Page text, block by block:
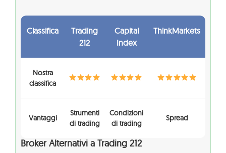
Classifica
Trading
212
Capital
Index
ThinkMarkets
Nostra
classifica
Vantaggi
Strumenti
di trading
Condizioni
di trading
Spread
Broker Alternativi a Trading 212